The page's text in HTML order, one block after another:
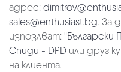
адрес:
sales@enthusiast.bg. За
изпозлват: "Български
Спиди - DPD или друг
на клиента.